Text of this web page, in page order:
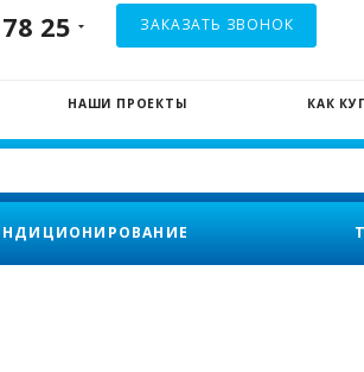
25 ЗАКАЗАТЬ ЗВОНОК
НАШИ ПРОЕКТЫ КАК